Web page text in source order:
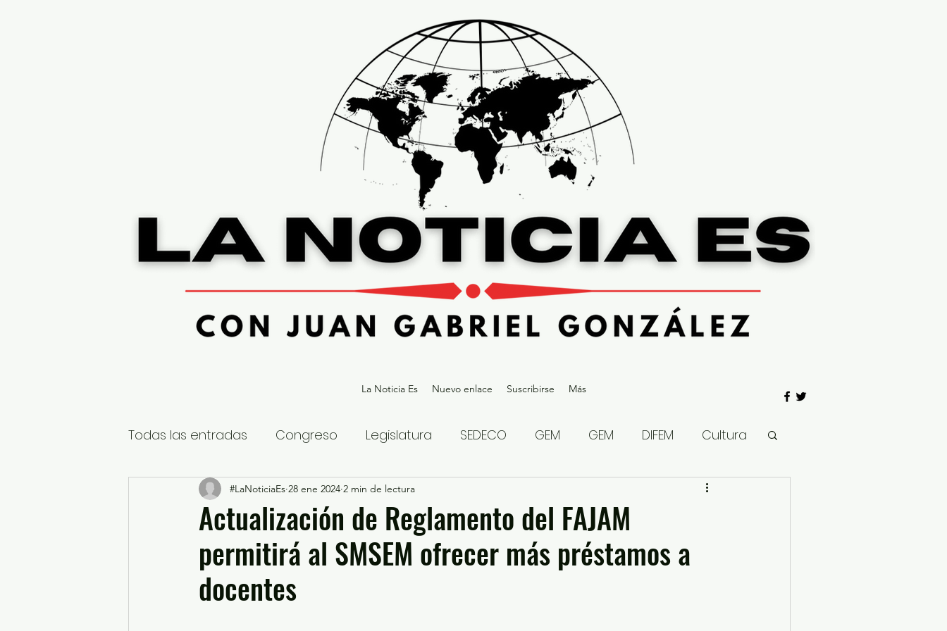
La Noticia Es Nuevo enlace Suscribirse Más
Todas las entradas Congreso Legislatura SEDECO GEM GEM DIFEM Cultura
Nacional Estatal Gubernatura Edoméx 2023
Educación y Cultura Seguridad y Justicia Denuncia Ciudadana
¿Qué pasa en tus municipios?
Actualización de Reglamento del FAJAM
permitirá al SMSEM ofrecer más préstamos a
docentes
#LaNoticiaEs 28 ene 2024 2 min de lectura